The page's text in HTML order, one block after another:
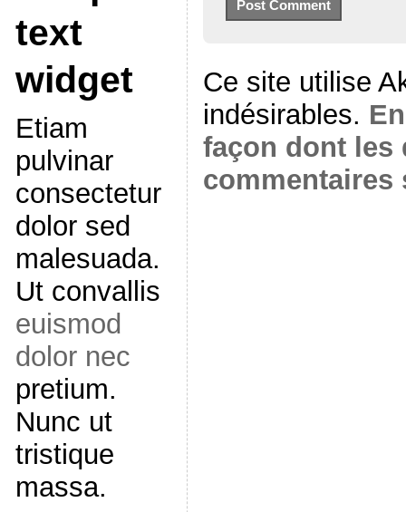
text
widget
Etiam
pulvinar
consectetur
dolor sed
malesuada.
Ut convallis
euismod
dolor nec
pretium.
Nunc ut
tristique
massa.
Ce site utilise
indésirables.
façon dont les
commentaires